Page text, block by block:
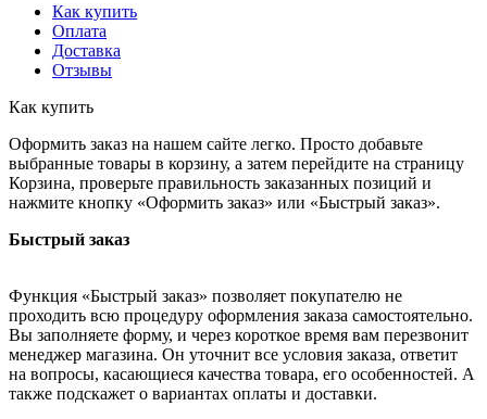
Как купить
Оплата
Доставка
Отзывы
Как купить
Оформить заказ на нашем сайте легко. Просто добавьте
выбранные товары в корзину, а затем перейдите на страницу
Корзина, проверьте правильность заказанных позиций и
нажмите кнопку «Оформить заказ» или «Быстрый заказ».
Быстрый заказ
Функция «Быстрый заказ» позволяет покупателю не
проходить всю процедуру оформления заказа самостоятельно.
Вы заполняете форму, и через короткое время вам перезвонит
менеджер магазина. Он уточнит все условия заказа, ответит
на вопросы, касающиеся качества товара, его особенностей. А
также подскажет о вариантах оплаты и доставки.